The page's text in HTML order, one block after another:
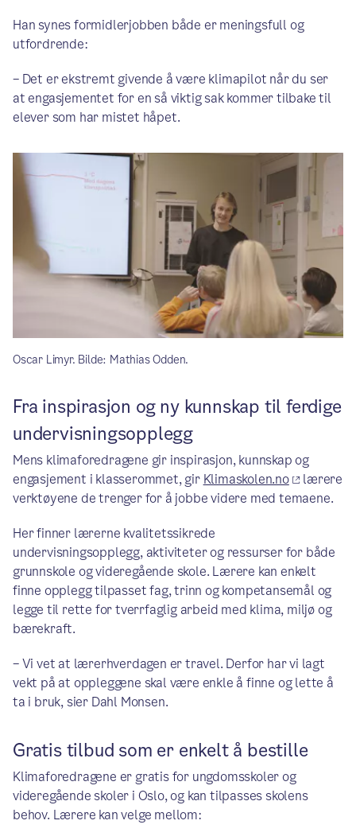
Han synes formidlerjobben både er meningsfull og
utfordrende:
– Det er ekstremt givende å være klimapilot når du ser
at engasjementet for en så viktig sak kommer tilbake til
elever som har mistet håpet.
Oscar Limyr. Bilde: Mathias Odden.
Fra inspirasjon og ny kunnskap til ferdige
undervisningsopplegg
Mens klimaforedragene gir inspirasjon, kunnskap og
engasjement i klasserommet, gir Klimaskolen.no
lærere
verktøyene de trenger for å jobbe videre med temaene.
Her finner lærerne kvalitetssikrede
undervisningsopplegg, aktiviteter og ressurser for både
grunnskole og videregående skole. Lærere kan enkelt
finne opplegg tilpasset fag, trinn og kompetansemål og
legge til rette for tverrfaglig arbeid med klima, miljø og
bærekraft.
– Vi vet at lærerhverdagen er travel. Derfor har vi lagt
vekt på at oppleggene skal være enkle å finne og lette å
ta i bruk, sier Dahl Monsen.
Gratis tilbud som er enkelt å bestille
Klimaforedragene er gratis for ungdomsskoler og
videregående skoler i Oslo, og kan tilpasses skolens
behov. Lærere kan velge mellom: